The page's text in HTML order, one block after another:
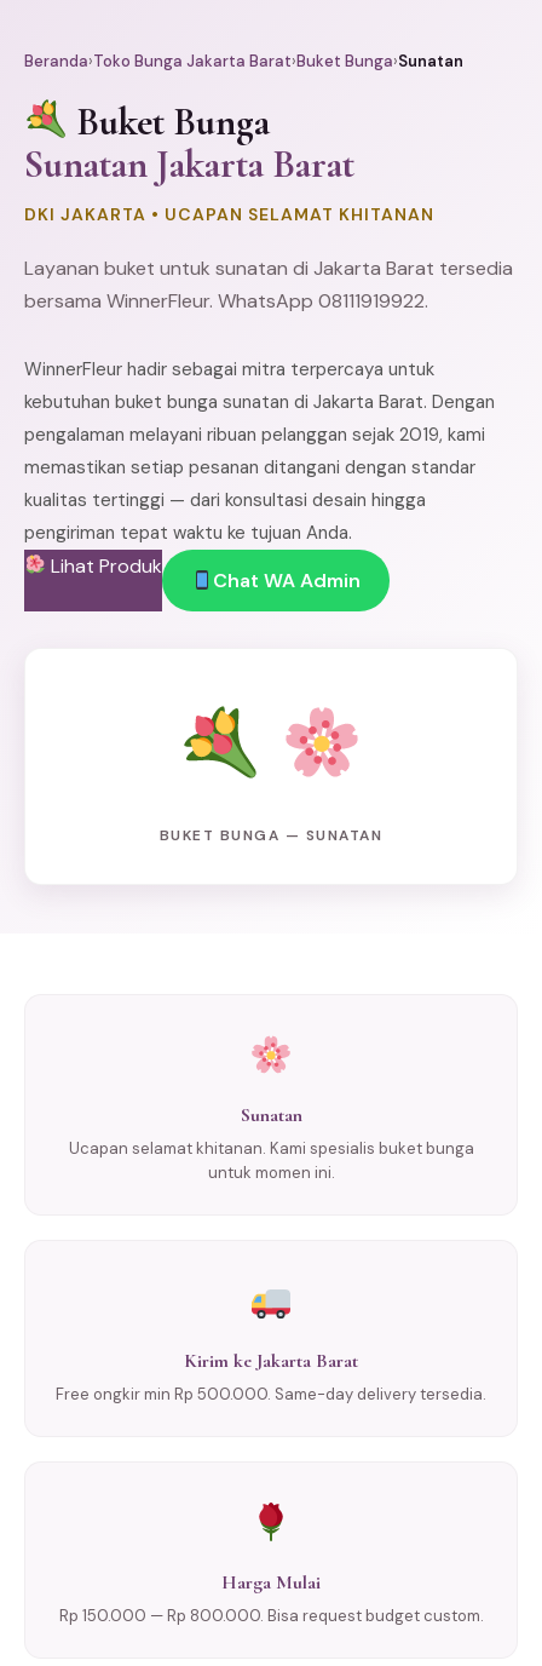
Beranda›Toko Bunga Jakarta Barat›Buket Bunga›Sunatan
Buket Bunga
Sunatan Jakarta Barat
DKI JAKARTA • UCAPAN SELAMAT KHITANAN
Layanan buket untuk sunatan di Jakarta Barat tersedia
bersama WinnerFleur. WhatsApp 08111919922.
WinnerFleur hadir sebagai mitra terpercaya untuk
kebutuhan buket bunga sunatan di Jakarta Barat. Dengan
pengalaman melayani ribuan pelanggan sejak 2019, kami
memastikan setiap pesanan ditangani dengan standar
kualitas tertinggi — dari konsultasi desain hingga
pengiriman tepat waktu ke tujuan Anda.
Lihat Produk
Chat WA Admin
BUKET BUNGA — SUNATAN
Sunatan
Ucapan selamat khitanan. Kami spesialis buket bunga
untuk momen ini.
Kirim ke Jakarta Barat
Free ongkir min Rp 500.000. Same-day delivery tersedia.
Harga Mulai
Rp 150.000 — Rp 800.000. Bisa request budget custom.